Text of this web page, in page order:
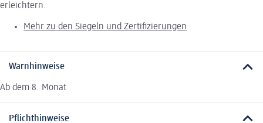
erleichtern.
Mehr zu den Siegeln und Zertifizierungen
Warnhinweise
Ab dem 8. Monat
Pflichthinweise